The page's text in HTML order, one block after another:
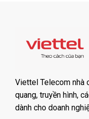
Viettel Telecom nhà
quang, truyền hình,
dành cho doanh